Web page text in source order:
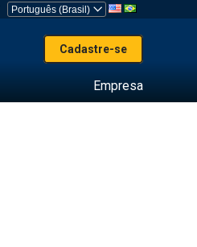
Cadastre-se
Empresa